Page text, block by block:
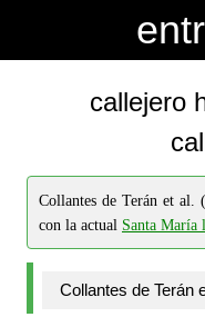
callejero
Collantes de Terán et al.
con la actual Santa María